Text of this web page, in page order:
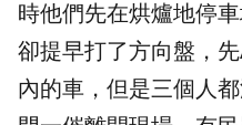
時他們先在烘爐地停
卻提早打了方向盤，
內的車，但是三個人